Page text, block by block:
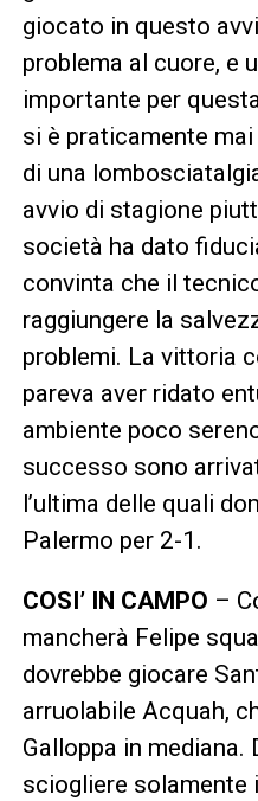
giocato in questo
problema al cuore, e
importante per
si è praticamente
di una
avvio di stagione
società ha dato
convinta che il
raggiungere la
problemi. La vittoria
pareva aver ridato
ambiente poco
successo sono
l’ultima delle quali
Palermo per 2-1.
COSI’ IN CAMPO –
mancherà Felipe
dovrebbe giocare
arruolabile Acquah,
Galloppa in mediana.
sciogliere solamente